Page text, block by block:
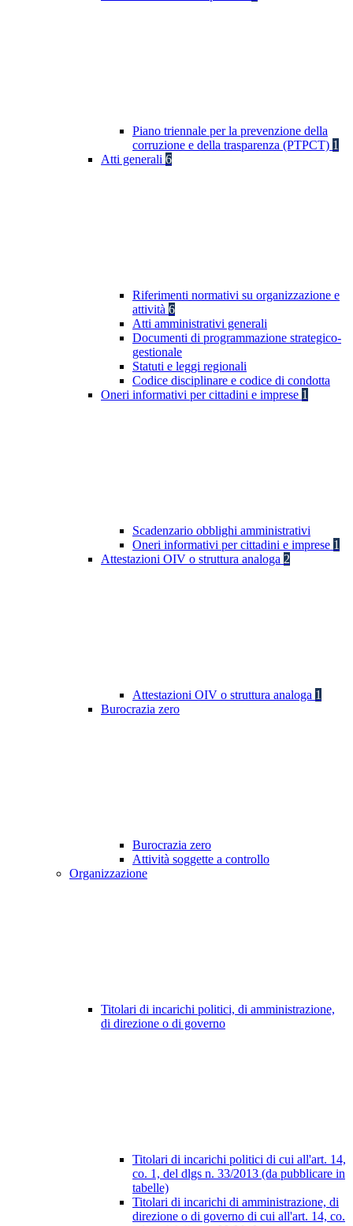
Piano triennale per la prevenzione della
corruzione e della trasparenza (PTPCT) 1
Atti generali 6
Riferimenti normativi su organizzazione e
attività 6
Atti amministrativi generali
Documenti di programmazione strategico-
gestionale
Statuti e leggi regionali
Codice disciplinare e codice di condotta
Oneri informativi per cittadini e imprese 1
Scadenzario obblighi amministrativi
Oneri informativi per cittadini e imprese 1
Attestazioni OIV o struttura analoga 2
Attestazioni OIV o struttura analoga 1
Burocrazia zero
Burocrazia zero
Attività soggette a controllo
Organizzazione
Titolari di incarichi politici, di amministrazione,
di direzione o di governo
Titolari di incarichi politici di cui all'art. 14,
co. 1, del dlgs n. 33/2013 (da pubblicare in
tabelle)
Titolari di incarichi di amministrazione, di
direzione o di governo di cui all'art. 14, co.